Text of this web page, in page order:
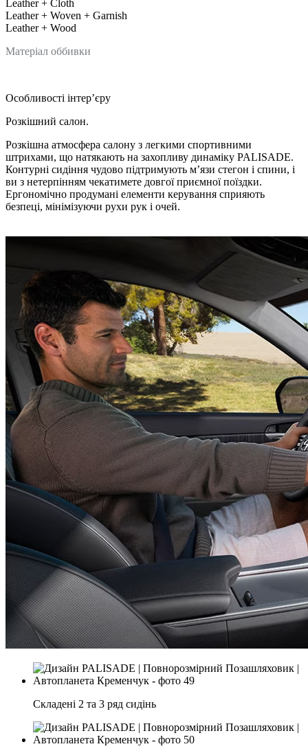
Leather + Cloth
Leather + Woven + Garnish
Leather + Wood
Матеріал оббивки
Особливості інтер’єру
Розкішний салон.
Розкішна атмосфера салону з легкими спортивними
штрихами, що натякають на захопливу динаміку PALISADE.
Контурні сидіння чудово підтримують м’язи стегон і спини, і
ви з нетерпінням чекатимете довгої приємної поїздки.
Ергономічно продумані елементи керування сприяють
безпеці, мінімізуючи рухи рук і очей.
Складені 2 та 3 ряд сидінь